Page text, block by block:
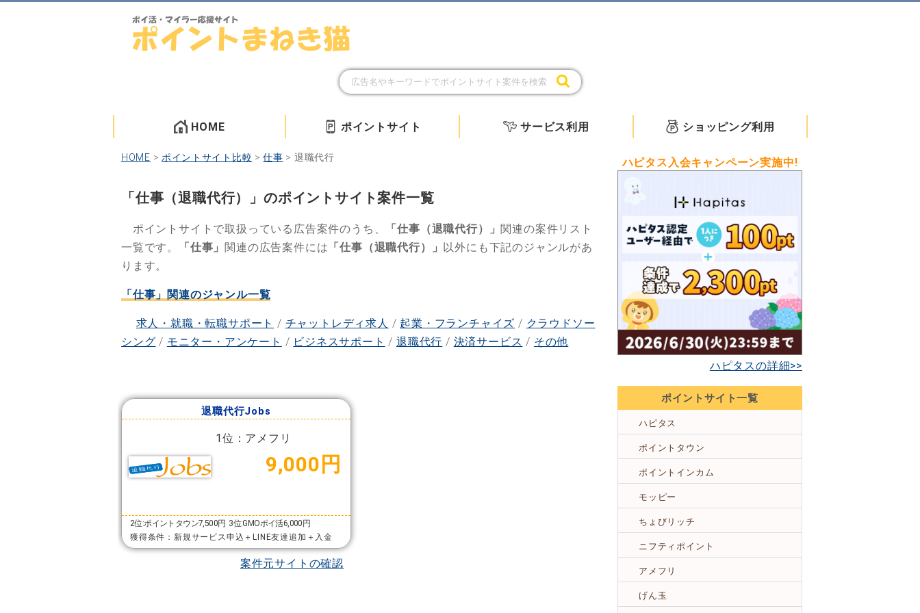
HOME ポイントサイト サービス利用 ショッピング利用
HOME > ポイントサイト比較 >仕事 > 退職代行
「仕事（退職代行）」のポイントサイト案件一覧
ポイントサイトで取扱っている広告案件のうち、 「仕事（退職代行）」 関連の案件リスト
一覧です。
「仕事」 関連の広告案件には 「仕事（退職代行）」 以外にも下記のジャンルがあ
ります。
「仕事」関連のジャンル一覧
求人・就職・転職サポート / チャットレディ求人 / 起業・フランチャイズ / クラウドソー
シング / モニター・アンケート / ビジネスサポート /退職代行 / 決済サービス / その他
退職代行Jobs
1位：アメフリ
9,000円
2位:ポイントタウン7,500円 3位:GMOポイ活6,000円
獲得条件：新規サービス申込＋LINE友達追加＋入金
案件元サイトの確認
ハピタス入会キャンペーン実施中!
ハピタスの詳細>>
ポイントサイト一覧
ハピタス
ポイントタウン
ポイントインカム
モッピー
ちょびリッチ
ニフティポイント
アメフリ
げん玉